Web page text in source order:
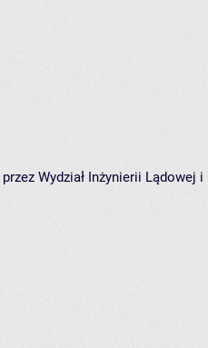
Wydział Inżynierii Lądowej